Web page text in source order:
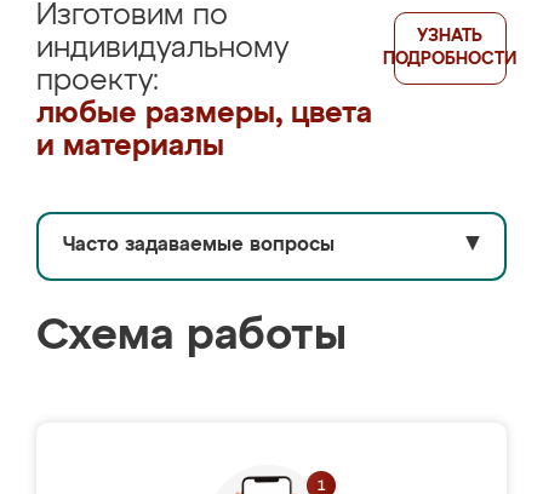
Изготовим по
индивидуальному
проекту:
любые размеры, цвета
и материалы
УЗНАТЬ
ПОДРОБНОСТИ
Часто задаваемые вопросы ▼
Схема работы